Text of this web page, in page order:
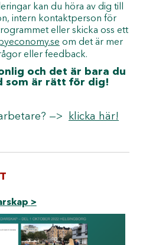
kan du höra av dig till
intern kontaktperson för
eller skicka oss ett
om det är mer
eller feedback.
och det är bara du
som är rätt för dig!
—> klicka här!
>